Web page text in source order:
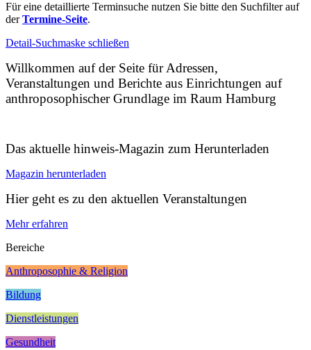
Für eine detaillierte Terminsuche nutzen Sie bitte den Suchfilter auf
derTermine-Seite.
Detail-Suchmaske schließen
Willkommen auf der Seite für Adressen,
Veranstaltungen und Berichte aus Einrichtungen auf
anthroposophischer Grundlage im Raum Hamburg
Das aktuelle hinweis-Magazin zum Herunterladen
Magazin herunterladen
Hier geht es zu den aktuellen Veranstaltungen
Mehr erfahren
Bereiche
Anthroposophie & Religion
Bildung
Dienstleistungen
Gesundheit